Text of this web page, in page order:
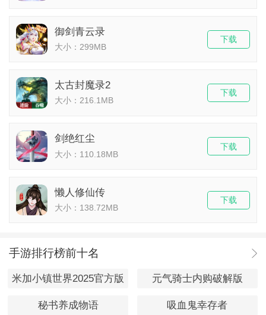
御剑青云录
大小：299MB
下载
太古封魔录2
大小：216.1MB
下载
剑绝红尘
大小：110.18MB
下载
懒人修仙传
大小：138.72MB
下载
手游排行榜前十名
米加小镇世界2025官方版 元气骑士内购破解版
秘书养成物语 吸血鬼幸存者